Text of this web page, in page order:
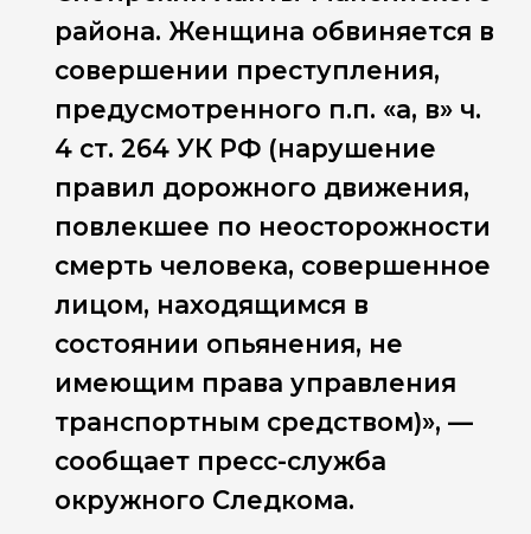
района. Женщина обвиняется в
совершении преступления,
предусмотренного п.п. «а, в» ч.
4 ст. 264 УК РФ (нарушение
правил дорожного движения,
повлекшее по неосторожности
смерть человека, совершенное
лицом, находящимся в
состоянии опьянения, не
имеющим права управления
транспортным средством)», —
сообщает пресс-служба
окружного Следкома.